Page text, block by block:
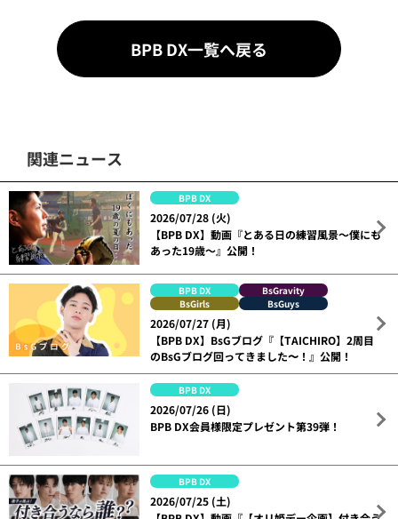
BPB DX一覧へ戻る
関連ニュース
BPB DX
2026/07/28 (火)
【BPB DX】動画『とある日の練習風景～僕にも
あった19歳～』公開！
BPB DX
BsGravity
BsGirls
BsGuys
2026/07/27 (月)
【BPB DX】BsGブログ『【TAICHIRO】2周目
のBsGブログ回ってきました〜！』公開！
BPB DX
2026/07/26 (日)
BPB DX会員様限定プレゼント第39弾！
BPB DX
2026/07/25 (土)